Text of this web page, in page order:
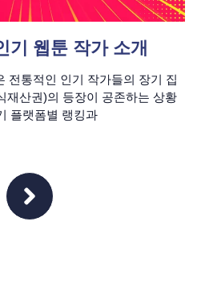
기 웹툰 작가 소개
전통적인 인기 작가들의 장기 집
재산권)의 등장이 공존하는 상황
플랫폼별 랭킹과